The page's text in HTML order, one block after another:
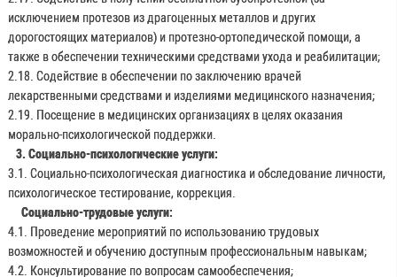
исключением протезов из драгоценных металлов и других
дорогостоящих материалов) и протезно-ортопедической помощи, а
также в обеспечении техническими средствами ухода и реабилитации;
2.18. Содействие в обеспечении по заключению врачей
лекарственными средствами и изделиями медицинского назначения;
2.19. Посещение в медицинских организациях в целях оказания
морально-психологической поддержки.
3. Социально-психологические услуги:
3.1. Социально-психологическая диагностика и обследование личности,
психологическое тестирование, коррекция.
Социально-трудовые услуги:
4.1. Проведение мероприятий по использованию трудовых
возможностей и обучению доступным профессиональным навыкам;
4.2. Консультирование по вопросам самообеспечения;